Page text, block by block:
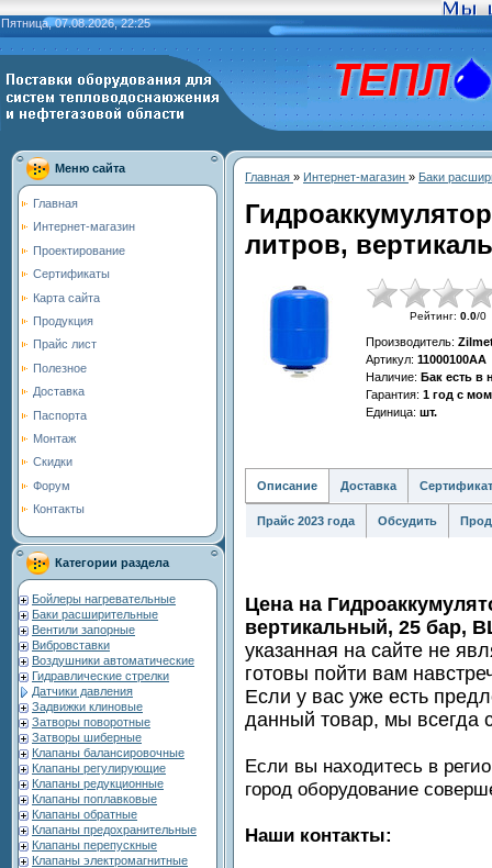
Пятница, 07.08.2026, 22:25
Меню сайта
Главная
Интернет-магазин
Проектирование
Сертификаты
Карта сайта
Продукция
Прайс лист
Полезное
Доставка
Паспорта
Монтаж
Скидки
Форум
Контакты
Категории раздела
Бойлеры нагревательные
Баки расширительные
Вентили запорные
Вибровставки
Воздушники автоматические
Гидравлические стрелки
Датчики давления
Задвижки клиновые
Затворы поворотные
Затворы шиберные
Клапаны балансировочные
Клапаны регулирующие
Клапаны редукционные
Клапаны поплавковые
Клапаны обратные
Клапаны предохранительные
Клапаны перепускные
Клапаны электромагнитные
Главная » Интернет-магазин » Баки
литров,
Рейтинг: 0.0/0
Производитель:
Артикул: 11000100АА
Наличие: Бак есть в
Гарантия: 1 год с
Единица: шт.
Описание Доставка Сертификат
Прайс 2023 года Обсудить
Цена на
вертикальный, 25 бар,
указанная на сайте не
готовы пойти вам
Если у вас уже есть
данный товар, мы всегда
Если вы находитесь в
город оборудование
Наши контакты: